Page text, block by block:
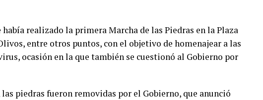
había realizado la primera Marcha de las Piedras en la Plaza
entre otros puntos, con el objetivo de homenajear a las
ocasión en la que también se cuestionó al Gobierno por
piedras fueron removidas por el Gobierno, que anunció